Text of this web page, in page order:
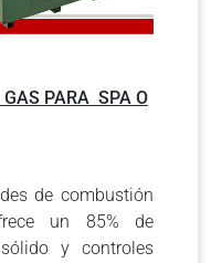
GAS PARA SPA O
de combustión
un 85% de
y controles